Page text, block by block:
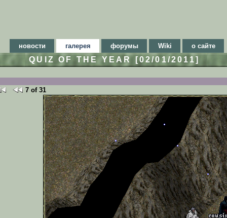
новости галерея форумы Wiki о сайте
QUIZ OF THE YEAR [02/01/2011]
7 of 31